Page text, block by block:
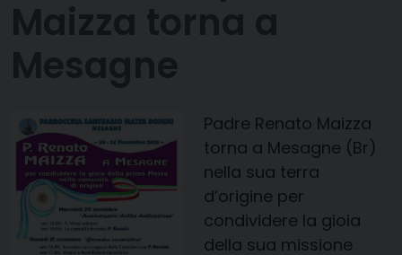
Padre Renato Maizza
torna a Mesagne (Br)
nella sua terra
d’origine per
condividere la gioia
della sua missione